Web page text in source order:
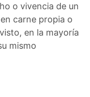
o vivencia de un
carne propia o
en la mayoría
mismo